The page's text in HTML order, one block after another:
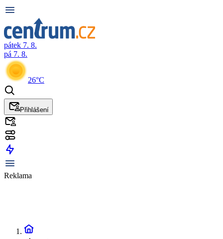
pátek 7. 8.
pá 7. 8.
26°C
Přihlášení
Reklama